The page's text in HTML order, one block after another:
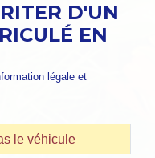
D'UN
EN
légale et
le véhicule